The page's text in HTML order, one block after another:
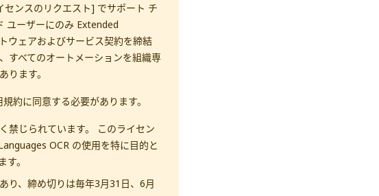
ンスのリクエスト] でサポート チ
ユーザーにのみ Extended
ウェアおよびサービス契約を締結
すべてのオートメーションを組織専
ます。
約に同意する必要があります。
禁じられています。 このライセン
OCR の使用を特に目的と
。
り、締め切りは毎年3月31日、6月